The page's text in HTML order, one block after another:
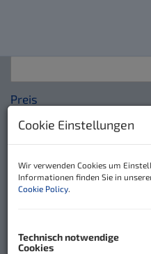
Preis
Cookie Einstellungen
Wir verwenden Cookies um
Informationen finden Sie in
Cookie Policy
Technisch notwendige
Cookies